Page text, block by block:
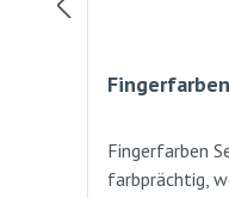
Fingerfarben
farbprächtig,